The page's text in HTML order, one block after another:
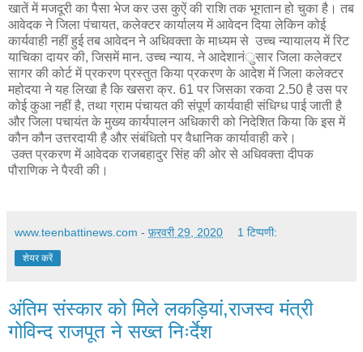
खातें में मजदूरी का पैसा भेज कर उस कुऐं की राशि तक भूगतान हो चुका है। तब
आवेदक ने जिला पंचायत, कलेक्टर कार्यालय में आवेदन दिया लेकिन कोई
कार्यवाही नहीं हुई तब आवेदन ने अधिवक्ता के माध्यम से उच्च न्यायालय में रिट
याचिका दायर की, जिसमें मान. उच्च न्याय. ने आदेशानंुसार जिला कलेक्टर
सागर की कोर्ट में प्रकरण प्रस्तुत किया प्रकरण के आदेश में जिला कलेक्टर
महोदया ने यह लिखा है कि खसरा क्र. 61 पर जिसका रकवा 2.50 है उस पर
कोई कुआ नहीं है, तथा ग्राम पंचायत की संपूर्ण कार्यवाही संधिग्ध पाई जाती है
और जिला पचायंत के मुख्य कार्यपालन अधिकारी को निदेशित किया कि इस में
कौन कौन उत्तरदायी है और संबंधितो पर वैधानिक कार्यावाही करे।
उक्त प्रकरण में आवेदक राजबहादुर सिंह की ओर से अधिवक्ता दीपक
पौराणिक ने पैरवी की।
www.teenbattinews.com - फ़रवरी 29, 2020 1 टिप्पणी:
शेयर करें
अंतिम संस्कार को मिले लकड़ियां,राजस्व मंत्री
गोविन्द राजपूत ने सख्त निःर्देश